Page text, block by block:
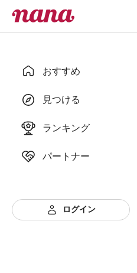
おすすめ
見つける
ランキング
パートナー
ログイン